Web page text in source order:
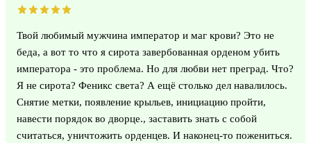
Твой любимый мужчина император и маг крови? Это не
беда, а вот то что я сирота завербованная орденом убить
императора - это проблема. Но для любви нет преград. Что?
Я не сирота? Феникс света? А ещё столько дел навалилось.
Снятие метки, появление крыльев, инициацию пройти,
навести порядок во дворце., заставить знать с собой
считаться, уничтожить орденцев. И наконец-то пожениться.